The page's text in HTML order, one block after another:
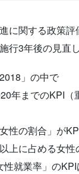
に関する政策
行3年後の見直
」の中で
年までのKPI（
性の割合」が
上に占める女
性就業率」のKPI